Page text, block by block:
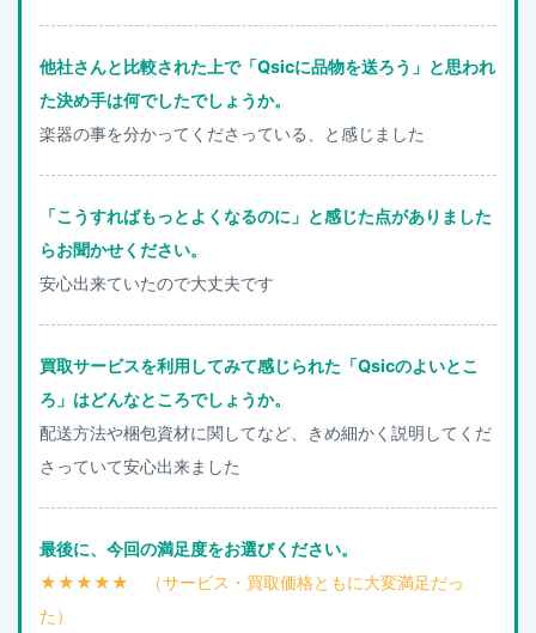
他社さんと比較された上で「Qsicに品物を送ろう」と思われ
た決め手は何でしたでしょうか。
楽器の事を分かってくださっている、と感じました
「こうすればもっとよくなるのに」と感じた点がありました
らお聞かせください。
安心出来ていたので大丈夫です
買取サービスを利用してみて感じられた「Qsicのよいとこ
ろ」はどんなところでしょうか。
配送方法や梱包資材に関してなど、きめ細かく説明してくだ
さっていて安心出来ました
最後に、今回の満足度をお選びください。
★★★★★ （サービス・買取価格ともに大変満足だっ
た）